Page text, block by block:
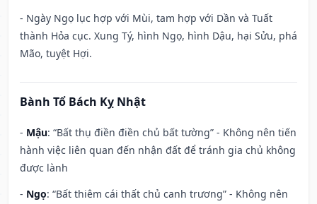
- Ngày Ngọ lục hợp với Mùi, tam hợp với Dần và Tuất
thành Hỏa cục. Xung Tý, hình Ngọ, hình Dậu, hại Sửu, phá
Mão, tuyệt Hợi.
Bành Tổ Bách Kỵ Nhật
- Mậu: “Bất thụ điền điền chủ bất tường” - Không nên tiến
hành việc liên quan đến nhận đất để tránh gia chủ không
được lành
- Ngọ: “Bất thiêm cái thất chủ canh trương” - Không nên